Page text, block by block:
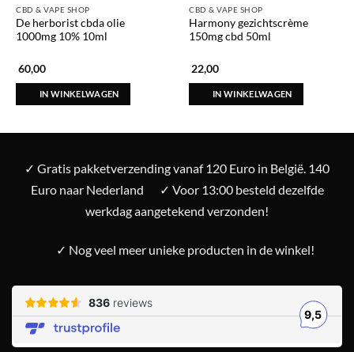
CBD & VAPE SHOP
De herborist cbda olie
1000mg 10% 10ml
60,00
IN WINKELWAGEN
CBD & VAPE SHOP
Harmony gezichtscrème
150mg cbd 50ml
22,00
IN WINKELWAGEN
✓ Gratis pakketverzending vanaf 120 Euro in België. 140
Euro naar Nederland
✓ Voor 13:00 besteld dezelfde
werkdag aangetekend verzonden!
✓ Nog veel meer unieke producten in de winkel!